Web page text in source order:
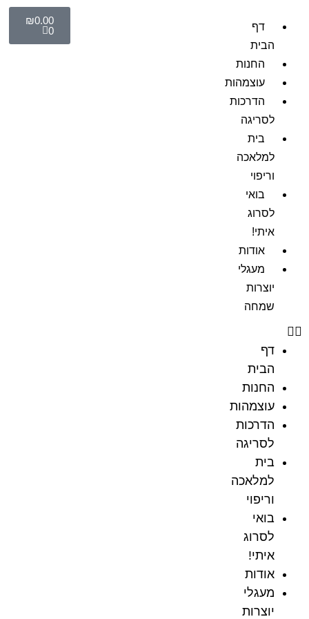
דף
הבית
החנות
עוצמהות
הדרכות
לסריגה
בית
למלאכה
וריפוי
בואי
לסרוג
איתי!
אודות
מעגלי
יוצרות
שמחה
דף
הבית
החנות
עוצמהות
הדרכות
לסריגה
בית
למלאכה
וריפוי
בואי
לסרוג
איתי!
אודות
מעגלי
יוצרות
₪0.00
0